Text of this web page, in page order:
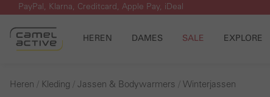
naar de hoofdinhoud
Ga naar de zoekopdracht
Ga naar de hoofdnavigatie
PayPal, Klarna, Creditcard, Apple Pay, iDeal
HEREN DAMES SALE EXPLORE
Heren Kleding Jassen & Bodywarmers Winterjassen